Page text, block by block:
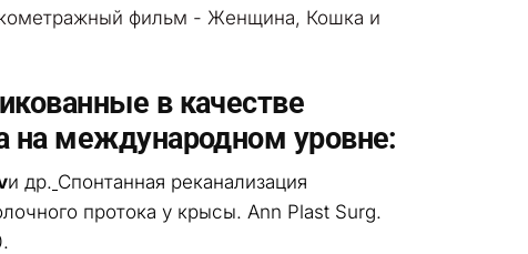
фильм - Женщина, Кошка и
в качестве
на международном уровне:
и др. Спонтанная реканализация
протока у крысы. Ann Plast Surg.